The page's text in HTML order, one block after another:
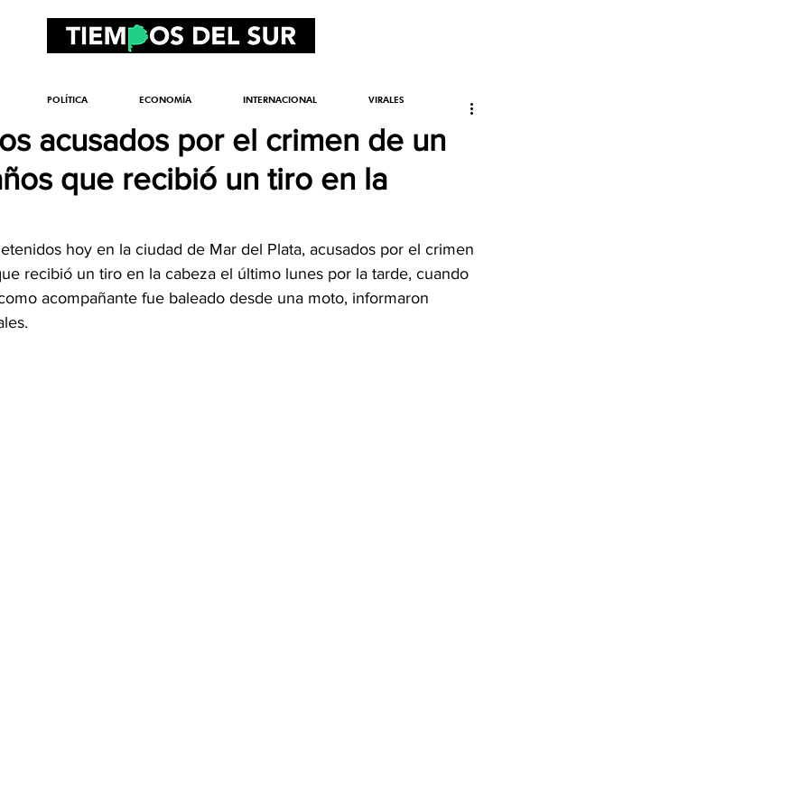
acusados por el crimen de un
que recibió un tiro en la
hoy en la ciudad de Mar del Plata, acusados por el crimen
recibió un tiro en la cabeza el último lunes por la tarde, cuando
acompañante fue baleado desde una moto, informaron
POLÍTICA ECONOMÍA INTERNACIONAL VIRALES